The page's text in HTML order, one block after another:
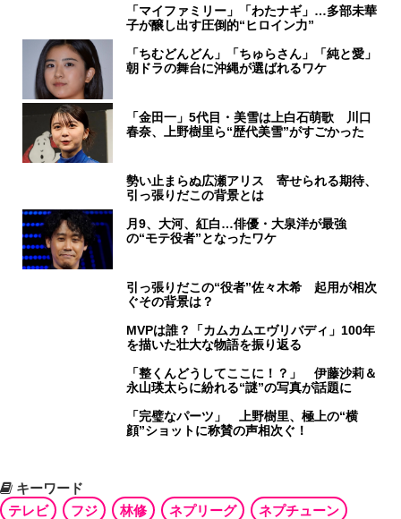
「マイファミリー」「わたナギ」…多部未華
子が醸し出す圧倒的“ヒロイン力”
「ちむどんどん」「ちゅらさん」「純と愛」
朝ドラの舞台に沖縄が選ばれるワケ
「金田一」5代目・美雪は上白石萌歌 川口
春奈、上野樹里ら“歴代美雪”がすごかった
勢い止まらぬ広瀬アリス 寄せられる期待、
引っ張りだこの背景とは
月9、大河、紅白…俳優・大泉洋が最強
の“モテ役者”となったワケ
引っ張りだこの“役者”佐々木希 起用が相次
ぐその背景は？
MVPは誰？「カムカムエヴリバディ」100年
を描いた壮大な物語を振り返る
「整くんどうしてここに！？」 伊藤沙莉＆
永山瑛太らに紛れる“謎”の写真が話題に
「完璧なパーツ」 上野樹里、極上の“横
顔”ショットに称賛の声相次ぐ！
キーワード
テレビ
フジ 林修 ネプリーグ ネプチューン